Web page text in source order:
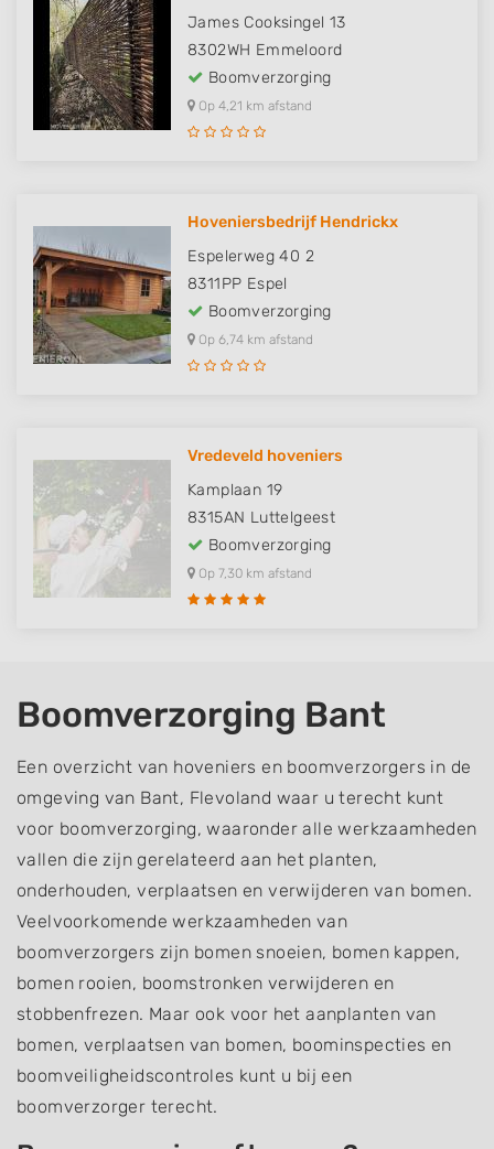
James Cooksingel 13
8302WH Emmeloord
Boomverzorging
Op 4,21 km afstand
Hoveniersbedrijf Hendrickx
Espelerweg 40 2
8311PP Espel
Boomverzorging
Op 6,74 km afstand
Vredeveld hoveniers
Kamplaan 19
8315AN Luttelgeest
Boomverzorging
Op 7,30 km afstand
Boomverzorging Bant
Een overzicht van hoveniers en boomverzorgers in de
omgeving van Bant, Flevoland waar u terecht kunt
voor boomverzorging, waaronder alle werkzaamheden
vallen die zijn gerelateerd aan het planten,
onderhouden, verplaatsen en verwijderen van bomen.
Veelvoorkomende werkzaamheden van
boomverzorgers zijn bomen snoeien, bomen kappen,
bomen rooien, boomstronken verwijderen en
stobbenfrezen. Maar ook voor het aanplanten van
bomen, verplaatsen van bomen, boominspecties en
boomveiligheidscontroles kunt u bij een
boomverzorger terecht.